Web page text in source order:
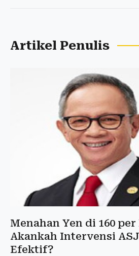
Artikel Penulis
Menahan Yen di 160
Akankah Intervensi
Efektif?